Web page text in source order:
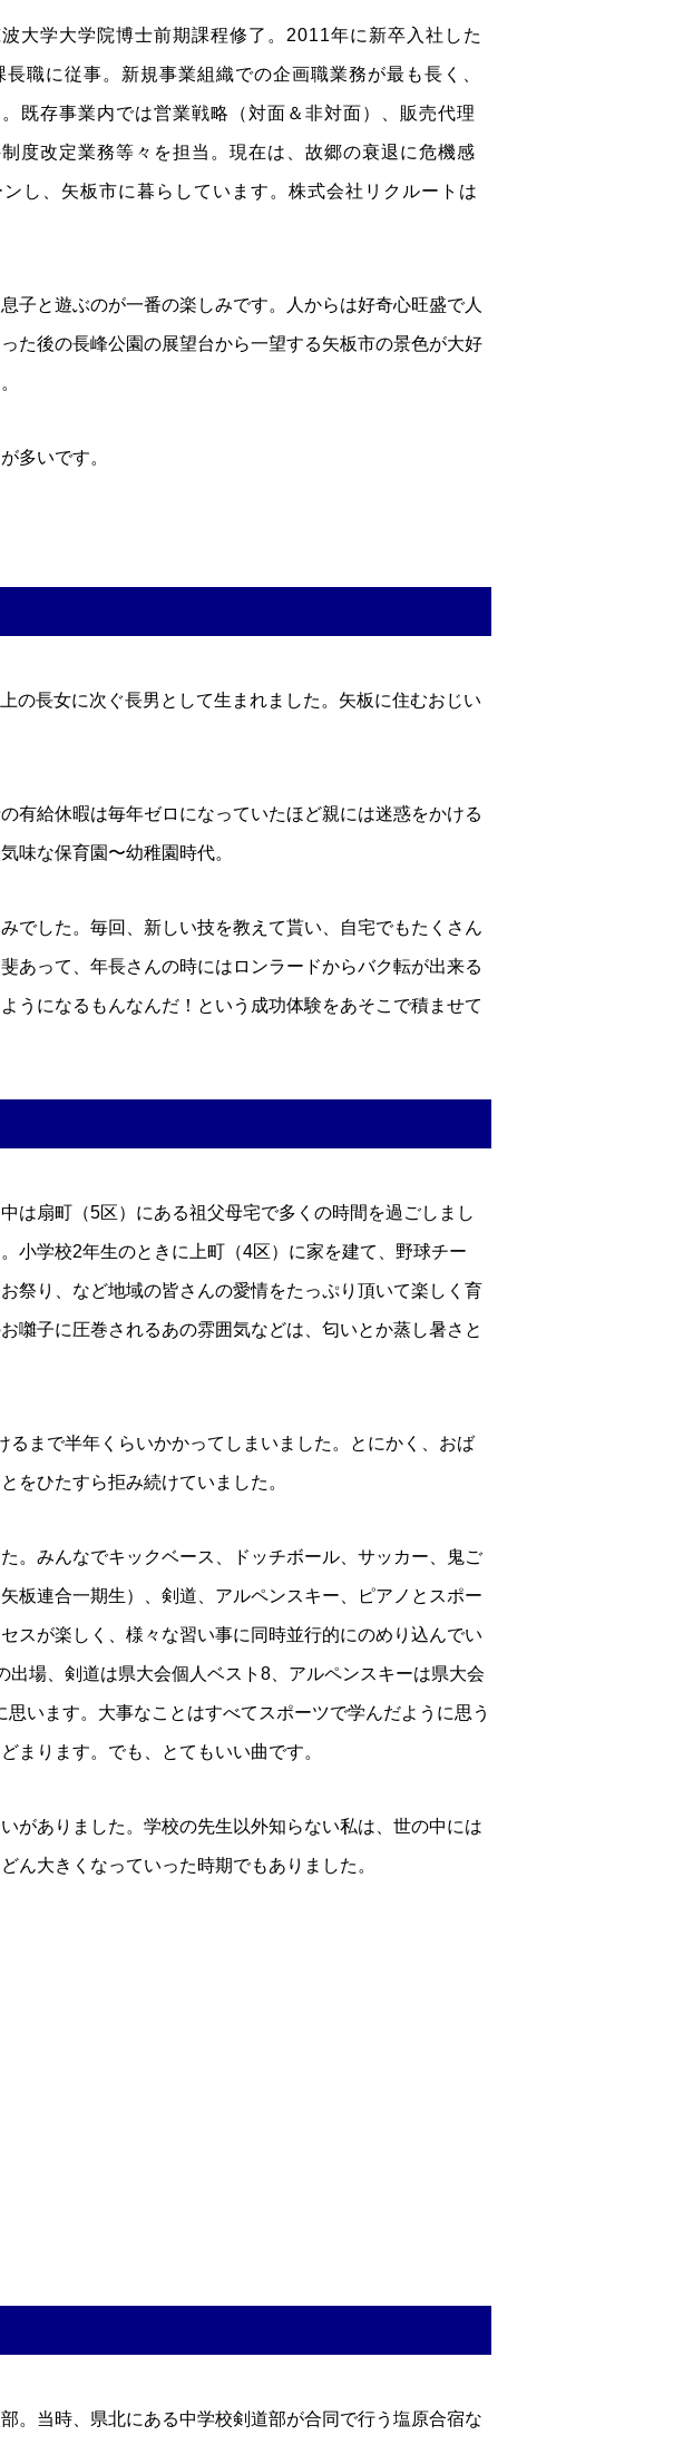
大学大学院博士前期課程修了。2011年に新卒入社した
職に従事。新規事業組織での企画職業務が最も長く、
既存事業内では営業戦略（対面＆非対面）、販売代理
度改定業務等々を担当。現在は、故郷の衰退に危機感
し、矢板市に暮らしています。株式会社リクルートは
子と遊ぶのが一番の楽しみです。人からは好奇心旺盛で人
た後の長峰公園の展望台から一望する矢板市の景色が大好
多いです。
の長女に次ぐ長男として生まれました。矢板に住むおじい
有給休暇は毎年ゼロになっていたほど親には迷惑をかける
味な保育園〜幼稚園時代。
でした。毎回、新しい技を教えて貰い、自宅でもたくさん
あって、年長さんの時にはロンラードからバク転が出来る
うになるもんなんだ！という成功体験をあそこで積ませて
は扇町（5区）にある祖父母宅で多くの時間を過ごしまし
小学校2年生のときに上町（4区）に家を建て、野球チー
祭り、など地域の皆さんの愛情をたっぷり頂いて楽しく育
囃子に圧巻されるあの雰囲気などは、匂いとか蒸し暑さと
まで半年くらいかかってしまいました。とにかく、おば
をひたすら拒み続けていました。
。みんなでキックベース、ドッチボール、サッカー、鬼ご
板連合一期生）、剣道、アルペンスキー、ピアノとスポー
スが楽しく、様々な習い事に同時並行的にのめり込んでい
場、剣道は県大会個人ベスト8、アルペンスキーは県大会
います。大事なことはすべてスポーツで学んだように思う
まります。でも、とてもいい曲です。
がありました。学校の先生以外知らない私は、世の中には
ん大きくなっていった時期でもありました。
。当時、県北にある中学校剣道部が合同で行う塩原合宿な